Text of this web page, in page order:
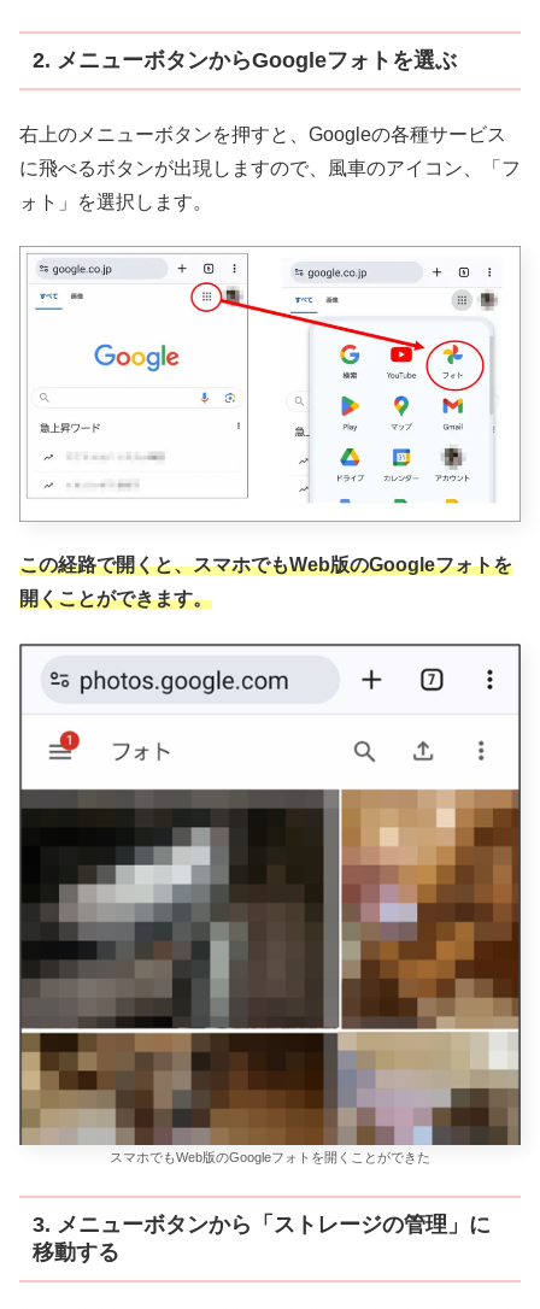
2. メニューボタンからGoogleフォトを選ぶ
右上のメニューボタンを押すと、Googleの各種サービス
に飛べるボタンが出現しますので、風車のアイコン、「フ
ォト」を選択します。
この経路で開くと、スマホでもWeb版のGoogleフォトを
開くことができます。
スマホでもWeb版のGoogleフォトを開くことができた
3. メニューボタンから「ストレージの管理」に
移動する